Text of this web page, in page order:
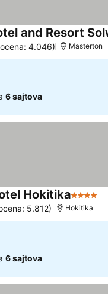
and Resort
4.046) Masterton
6 sajtova
Hokitika4
5.812) Hokitika
6 sajtova